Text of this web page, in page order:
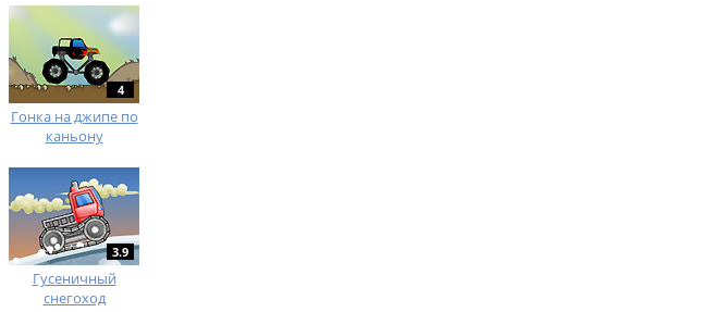
4
Гонка на джипе по
каньону
3.9
Гусеничный
снегоход